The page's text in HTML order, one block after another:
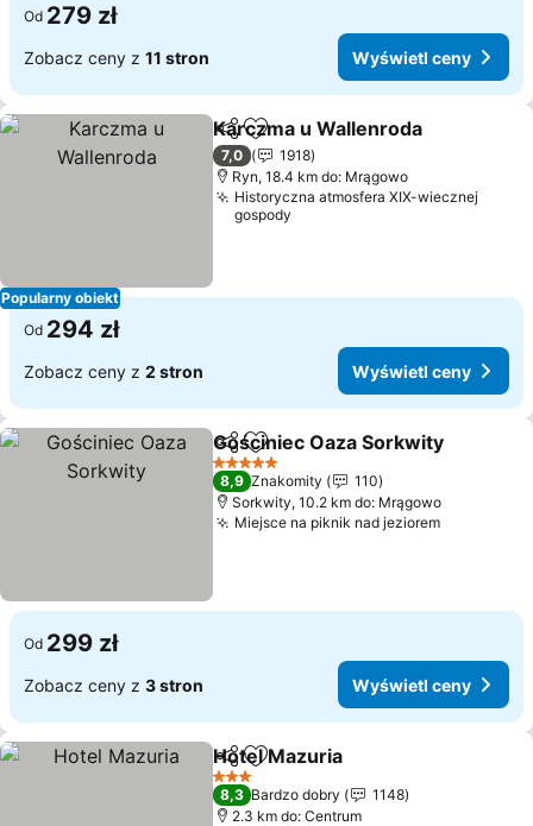
Od 279 zł
Zobacz ceny z 11 stron Wyświetl ceny
Popularny obiekt
Udostępnij
Dodaj do ulubionych
Karczma u Wallenroda
7,0
1918
Ryn, 18.4 km do: Mrągowo
Historyczna atmosfera XIX-wiecznej
gospody
Od 294 zł
Zobacz ceny z 2 stron Wyświetl ceny
Udostępnij
Dodaj do ulubionych
Gościniec Oaza Sorkwity
5 Kategoria
8,9 Znakomity
110
Sorkwity, 10.2 km do: Mrągowo
Miejsce na piknik nad jeziorem
Od 299 zł
Zobacz ceny z 3 stron Wyświetl ceny
Udostępnij
Dodaj do ulubionych
Hotel Mazuria
3 Kategoria
8,3 Bardzo dobry
1148
2.3 km do: Centrum